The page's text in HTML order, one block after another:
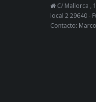
C/ Mallorca ,
local 2 29640 -
Contacto: